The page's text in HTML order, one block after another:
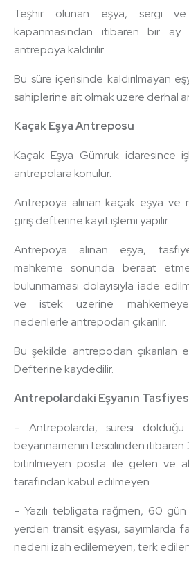
Teşhir olunan eşya, sergi
kapanmasından itibaren bir
antrepoya kaldırılır.
Bu süre içerisinde kaldırılmayan
sahiplerine ait olmak üzere derhal
Kaçak Eşya Antreposu
Kaçak Eşya Gümrük idaresince
antrepolara konulur.
Antrepoya alınan kaçak eşya ve
giriş defterine kayıt işlemi yapılır.
Antrepoya alınan eşya,
mahkeme sonunda beraat
bulunmaması dolayısıyla iade
ve istek üzerine
nedenlerle antrepodan çıkarılır.
Bu şekilde antrepodan çıkarılan
Defterine kaydedilir.
Antrepolardaki Eşyanın
– Antrepolarda, süresi dolduğu
beyannamenin tescilinden itibaren
bitirilmeyen posta ile gelen ve
tarafından kabul edilmeyen
– Yazılı tebligata rağmen, 60
yerden transit eşyası, sayımlarda
nedeni izah edilemeyen, terk